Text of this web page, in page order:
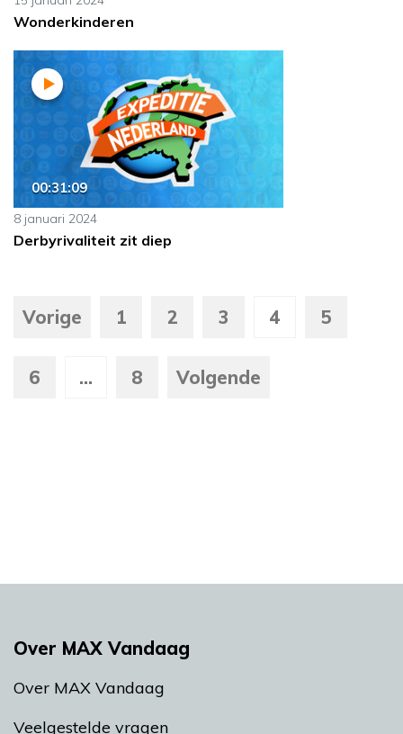
Wonderkinderen
00:31:09
8 januari 2024
Derbyrivaliteit zit diep
Vorige 1 2 3 4 5
6 ... 8 Volgende
Over MAX Vandaag
Over MAX Vandaag
Veelgestelde vragen